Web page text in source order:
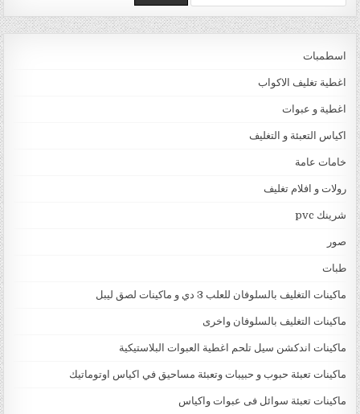
اسطمبات
اغطية تغليف الاكواب
اغطية و عبوات
اكياس التعبئة و التغليف
خامات عامة
رولات و افلام تغليف
شرينك pvc
صور
طبات
ماكينات التغليف بالسلوفان للعلب 3 دي و ماكينات لصق ليبل
ماكينات التغليف بالسلوفان واخرى
ماكينات اندكشن سيل تلحم اغطية العبوات البلاستيكية
ماكينات تعبئة حبوب و حبيبات وتعبئة مساحيق في اكياس اوتوماتيك
ماكينات تعبئة سوائل فى عبوات واكياس